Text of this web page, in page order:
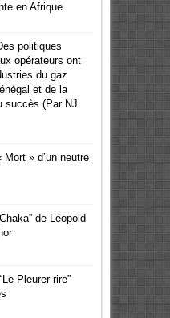
en Afrique
politiques
opérateurs ont
du gaz
et de la
succès (Par NJ
Mort » d’un neutre
de Léopold
Pleurer-rire”